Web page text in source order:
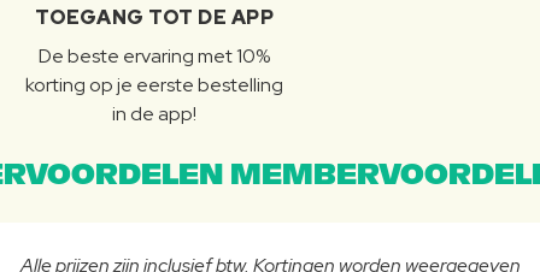
TOEGANG TOT DE APP
De beste ervaring met 10%
korting op je eerste bestelling
in de app!
Alle prijzen zijn inclusief btw. Kortingen worden weergegeven